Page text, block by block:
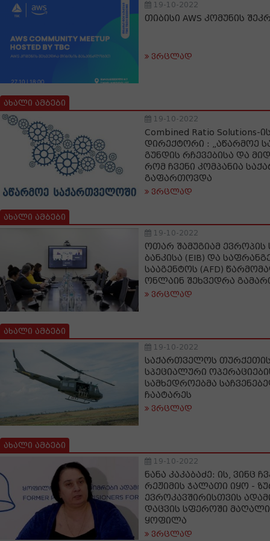
19-10-2022
თიბისი AWS კომუნის
ვრცლად
ახალი ამბები
19-10-2022
Combined Ratio
დირექტორი : „აწარმოე
გუნდის რჩევებისა და
რომ ჩვენი კომპანია
გაფართოვდა
ვრცლად
ახალი ამბები
19-10-2022
ოთარ შამუგიამ ევროპის
ბანკისა (EIB) და
სააგენტოს (AFD)
ონლაინ შეხვედრა
ვრცლად
ახალი ამბები
19-10-2022
საქართველოს
სპეციალური
სამხედროებმა
ჩაატარეს
ვრცლად
ახალი ამბები
19-10-2022
ნანა კაკაბაძე: ის, ვინც
რეჟიმის ჯალათი იყო -
ევროკავშირისთვის
დაცვის სფეროში
ყოფილა
ვრცლად